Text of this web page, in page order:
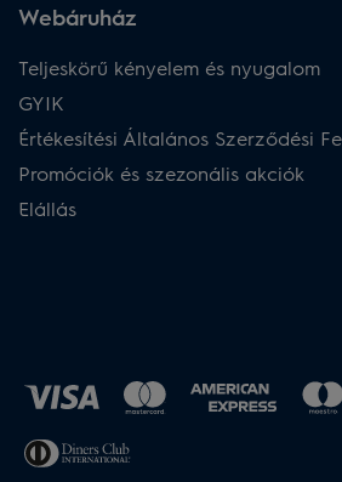
Webáruház​
Teljeskörű kényelem és nyugalom
GYIK
Értékesítési Általános Szerződési
Promóciók és szezonális akciók
Elállás